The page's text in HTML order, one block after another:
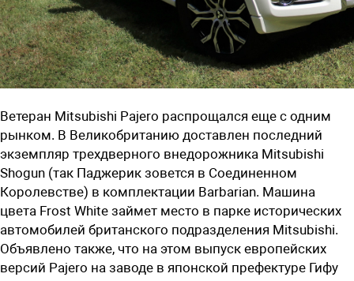
Ветеран Mitsubishi Pajero распрощался еще с одним
рынком. В Великобританию доставлен последний
экземпляр трехдверного внедорожника Mitsubishi
Shogun (так Паджерик зовется в Соединенном
Королевстве) в комплектации Barbarian. Машина
цвета Frost White займет место в парке исторических
автомобилей британского подразделения Mitsubishi.
Объявлено также, что на этом выпуск европейских
версий Pajero на заводе в японской префектуре Гифу